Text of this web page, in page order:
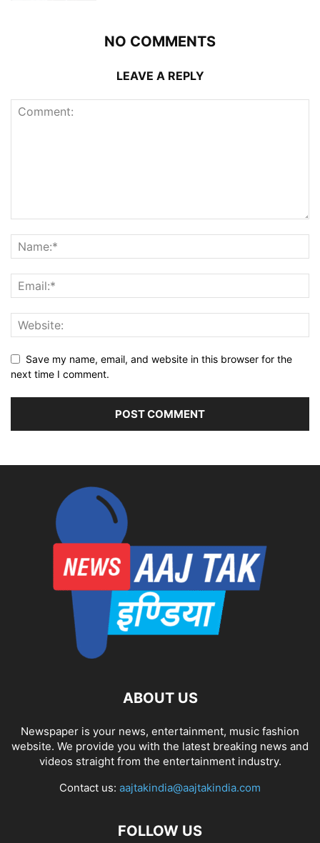
NO COMMENTS
LEAVE A REPLY
Save my name, email, and website in this browser for the
next time I comment.
ABOUT US
Newspaper is your news, entertainment, music fashion
website. We provide you with the latest breaking news and
videos straight from the entertainment industry.
Contact us: aajtakindia@aajtakindia.com
FOLLOW US